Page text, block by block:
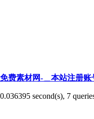
费素材网-＿本站注册账
second(s), 7